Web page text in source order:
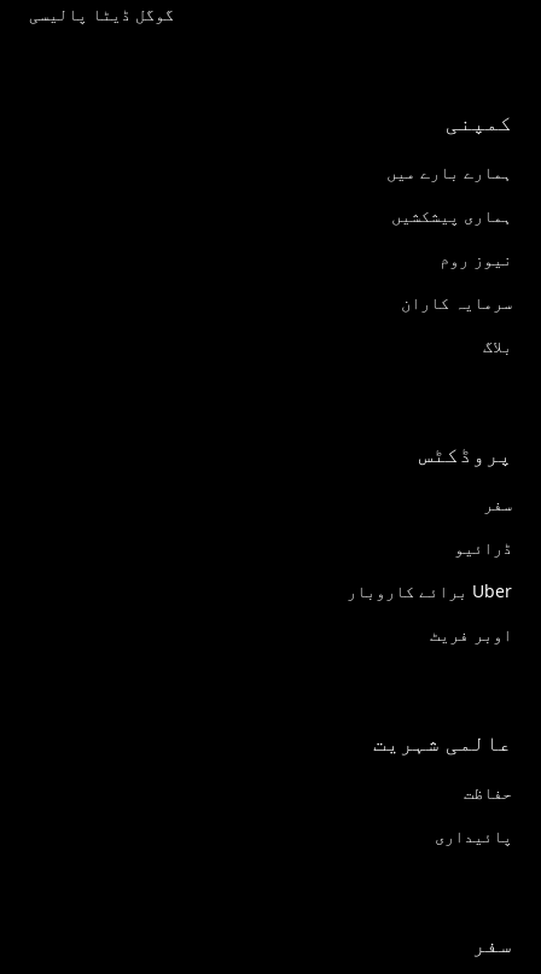
گوگل ڈیٹا پالیسی
کمپنی
ہمارے بارے میں
ہماری پیشکشیں
نیوز روم
سرمایہ کاران
بلاگ
پروڈکٹس
سفر
ڈرائیو
Uber برائے کاروبار
اوبر فریٹ
عالمی شہریت
حفاظت
پائیداری
سفر